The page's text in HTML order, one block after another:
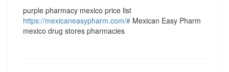
purple pharmacy mexico price list
https://mexicaneasypharm.com/# Mexican Easy Pharm
mexico drug stores pharmacies